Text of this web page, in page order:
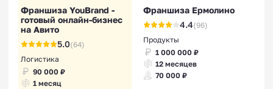
Франшиза YouBrand -
готовый онлайн-бизнес
на Авито
5.0(64)
Логистика
90 000 ₽
1 месяц
Франшиза Ермолино
4.4(96)
Продукты
1 000 000 ₽
12 месяцев
70 000 ₽